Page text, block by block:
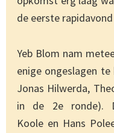
de eerste
Yeb Blom nam
enige ongeslagen
Jonas Hilwerda,
in de 2e ronde).
Koole en Hans